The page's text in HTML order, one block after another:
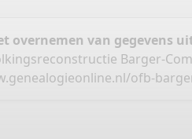
overnemen van gegevens
Barger-
ofb-